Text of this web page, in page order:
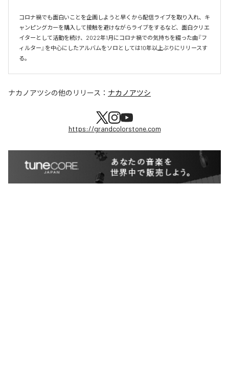
コロナ禍でも面白いことを企画しようと早くから配信ライブを取り入れ、キ
ャンピングカーを購入して接触を避けながらライブをするなど、面白クリエ
イターとして活動を続け、2022年1月にコロナ禍での気持ちを綴った曲『フ
ィルター』を中心にしたアルバムをソロとしては10年以上ぶりにリリースす
る。
ナカノアツシの他のリリース： ナカノアツシ
https://grandcolorstone.com